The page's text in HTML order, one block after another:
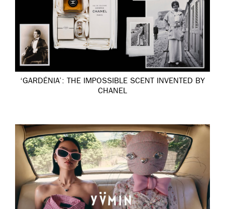
‘GARDÉNIA’: THE IMPOSSIBLE SCENT INVENTED BY
CHANEL